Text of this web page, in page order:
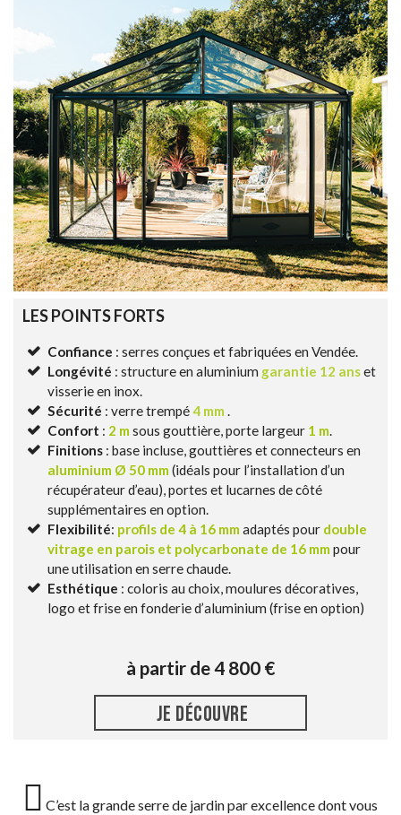
LES POINTS FORTS
Confiance : serres conçues et fabriquées en Vendée.
Longévité : structure en aluminium garantie 12 anset
visserie en inox.
Sécurité : verre trempé4 mm .
Confort : 2 m sous gouttière, porte largeur 1 m.
Finitions : base incluse, gouttières et connecteurs en
aluminium Ø 50 mm (idéals pour l’installation d’un
récupérateur d’eau), portes et lucarnes de côté
supplémentaires en option.
Flexibilité: profils de 4 à 16 mm adaptés pour double
vitrage en parois et polycarbonate de 16 mm pour
une utilisation en serre chaude.
Esthétique : coloris au choix, moulures décoratives,
logo et frise en fonderie d’aluminium (frise en option)
à partir de 4 800 €
JE DÉCOUVRE
C’est la grande serre de jardin par excellence dont vous